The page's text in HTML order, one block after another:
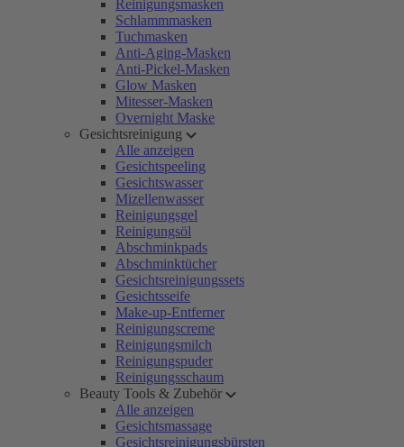
Reinigungsmasken
Schlammmasken
Tuchmasken
Anti-Aging-Masken
Anti-Pickel-Masken
Glow Masken
Mitesser-Masken
Overnight Maske
Gesichtsreinigung
Alle anzeigen
Gesichtspeeling
Gesichtswasser
Mizellenwasser
Reinigungsgel
Reinigungsöl
Abschminkpads
Abschminktücher
Gesichtsreinigungssets
Gesichtsseife
Make-up-Entferner
Reinigungscreme
Reinigungsmilch
Reinigungspuder
Reinigungsschaum
Beauty Tools & Zubehör
Alle anzeigen
Gesichtsmassage
Gesichtsreinigungsbürsten